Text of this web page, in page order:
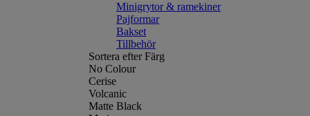
Minigrytor & ramekiner
Pajformar
Bakset
Tillbehör
Sortera efter Färg
No Colour
Cerise
Volcanic
Matte Black